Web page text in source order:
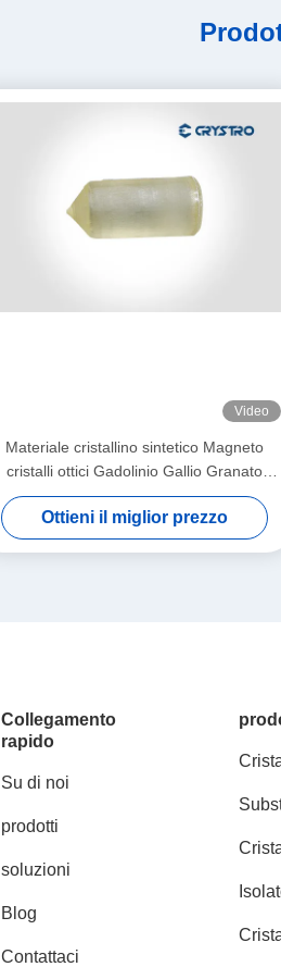
Video
Materiale cristallino sintetico Magneto
cristalli ottici Gadolinio Gallio Granato
GGG
Ottieni il miglior prezzo
Collegamento
rapido
Su di noi
prodotti
soluzioni
Blog
Contattaci